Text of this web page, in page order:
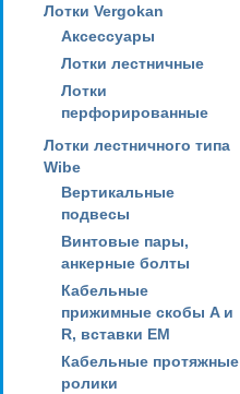
Лотки Vergokan
Аксессуары
Лотки лестничные
Лотки
перфорированные
Лотки лестничного типа
Wibe
Вертикальные
подвесы
Винтовые пары,
анкерные болты
Кабельные
прижимные скобы A и
R, вставки EM
Кабельные протяжные
ролики